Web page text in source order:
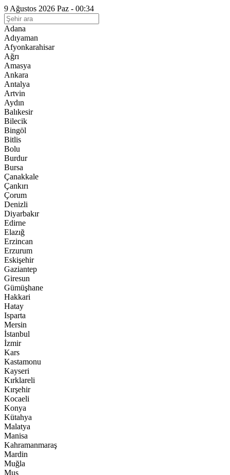
9 Ağustos 2026 Paz - 00:34
Adana
Adıyaman
Afyonkarahisar
Ağrı
Amasya
Ankara
Antalya
Artvin
Aydın
Balıkesir
Bilecik
Bingöl
Bitlis
Bolu
Burdur
Bursa
Çanakkale
Çankırı
Çorum
Denizli
Diyarbakır
Edirne
Elazığ
Erzincan
Erzurum
Eskişehir
Gaziantep
Giresun
Gümüşhane
Hakkari
Hatay
Isparta
Mersin
İstanbul
İzmir
Kars
Kastamonu
Kayseri
Kırklareli
Kırşehir
Kocaeli
Konya
Kütahya
Malatya
Manisa
Kahramanmaraş
Mardin
Muğla
Muş